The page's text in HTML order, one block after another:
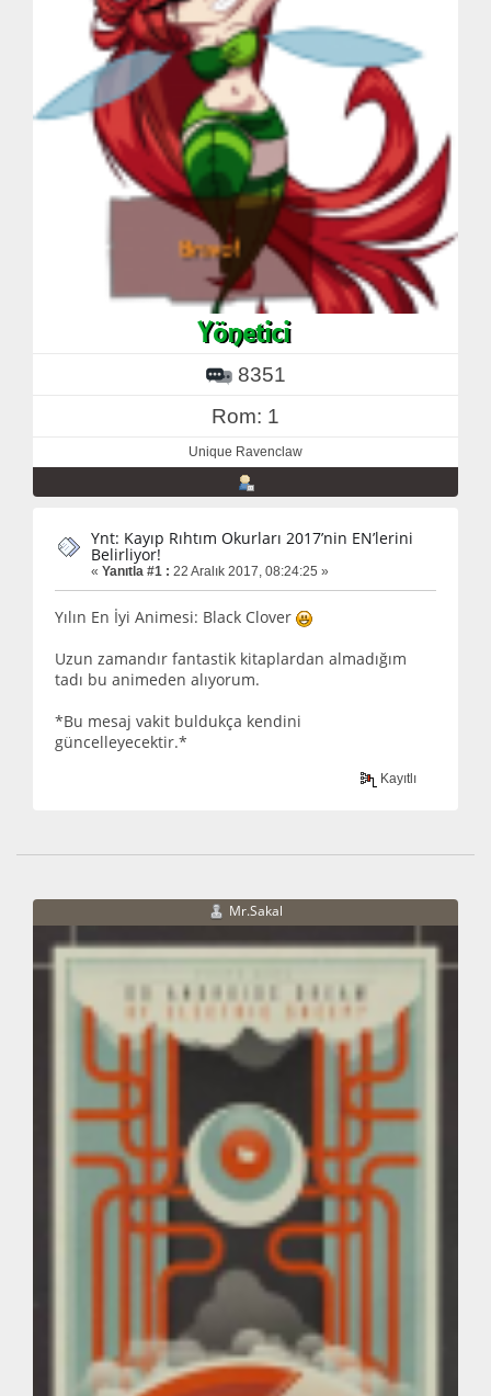
8351
Rom: 1
Unique Ravenclaw
Ynt: Kayıp Rıhtım Okurları 2017’nin EN’lerini
Belirliyor!
« Yanıtla #1 : 22 Aralık 2017, 08:24:25 »
Yılın En İyi Animesi: Black Clover
Uzun zamandır fantastik kitaplardan almadığım
tadı bu animeden alıyorum.
*Bu mesaj vakit buldukça kendini
güncelleyecektir.*
Kayıtlı
Mr.Sakal